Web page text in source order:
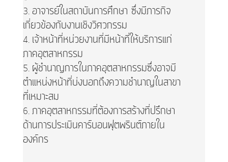
อาจารย์ในสถาบันการศึกษา ซึ่งมีภารกิจ
เกี่ยวข้องกับงานเชิงวิศวกรรม
เจ้าหน้าที่หน่วยงานที่มีหน้าที่ให้บริการแก่
ภาคอุตสาหกรรม
ผู้ชำนาญการในภาคอุตสาหกรรมซึ่งอาจมี
ตำแหน่งหน้าที่บ่งบอกถึงความชำนาญในสาขา
ที่เหมาะสม
ภาคอุตสาหกรรมที่ต้องการสร้างที่ปรึกษา
ด้านการประเมินคาร์บอนฟุตพรินต์ภายใน
องค์กร